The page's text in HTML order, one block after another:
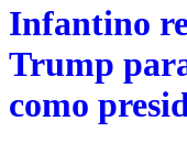
Infantino
Trump
como